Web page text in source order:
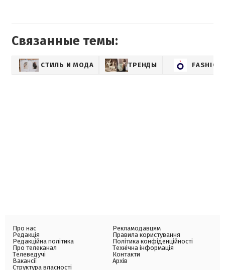
Связанные темы:
СТИЛЬ И МОДА ТРЕНДЫ FASHION
Про нас
Редакція
Редакційна політика
Про телеканал
Телеведучі
Вакансії
Структура власності
Рекламодавцям
Правила користування
Політика конфіденційності
Технічна інформація
Контакти
Архів